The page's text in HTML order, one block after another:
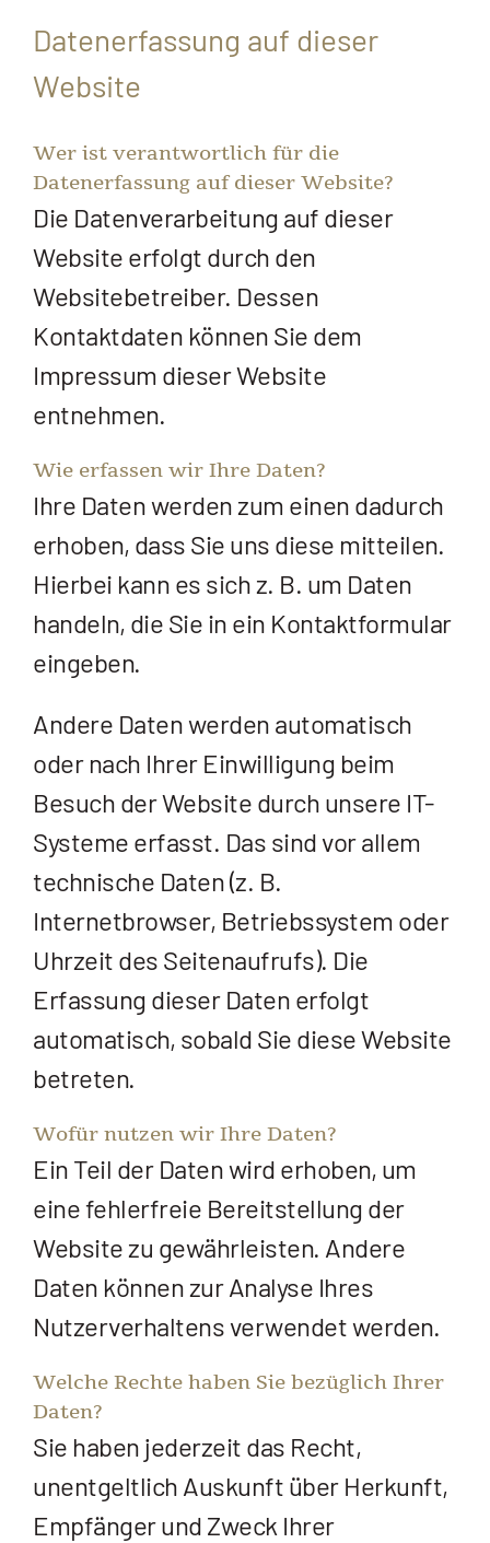
Datenerfassung auf dieser
Website
Wer ist verantwortlich für die
Datenerfassung auf dieser Website?
Die Datenverarbeitung auf dieser
Website erfolgt durch den
Websitebetreiber. Dessen
Kontaktdaten können Sie dem
Impressum dieser Website
entnehmen.
Wie erfassen wir Ihre Daten?
Ihre Daten werden zum einen dadurch
erhoben, dass Sie uns diese mitteilen.
Hierbei kann es sich z. B. um Daten
handeln, die Sie in ein Kontaktformular
eingeben.
Andere Daten werden automatisch
oder nach Ihrer Einwilligung beim
Besuch der Website durch unsere IT-
Systeme erfasst. Das sind vor allem
technische Daten (z. B.
Internetbrowser, Betriebssystem oder
Uhrzeit des Seitenaufrufs). Die
Erfassung dieser Daten erfolgt
automatisch, sobald Sie diese Website
betreten.
Wofür nutzen wir Ihre Daten?
Ein Teil der Daten wird erhoben, um
eine fehlerfreie Bereitstellung der
Website zu gewährleisten. Andere
Daten können zur Analyse Ihres
Nutzerverhaltens verwendet werden.
Welche Rechte haben Sie bezüglich Ihrer
Daten?
Sie haben jederzeit das Recht,
unentgeltlich Auskunft über Herkunft,
Empfänger und Zweck Ihrer